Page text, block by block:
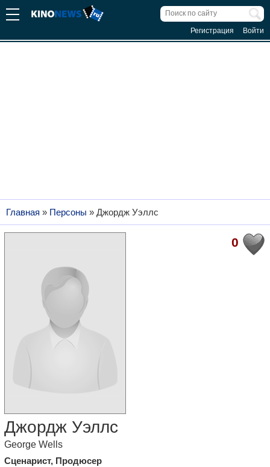
Регистрация Войти
Главная » Персоны » Джордж Уэллс
0
Джордж Уэллс
George Wells
Сценарист, Продюсер